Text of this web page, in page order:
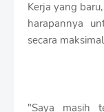
Kerja yang
harapannya
secara
"Saya masih